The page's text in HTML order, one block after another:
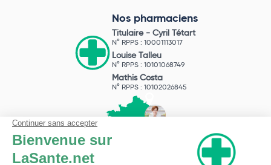
Nos pharmaciens
Titulaire - Cyril Tétart
N° RPPS : 10001113017
Louise Talleu
N° RPPS : 10101068749
Mathis Costa
N° RPPS : 10102026845
Pharmacie du Bizet